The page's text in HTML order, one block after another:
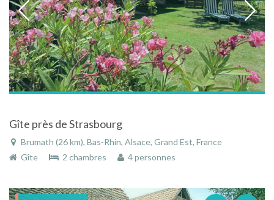
Gîte près de Strasbourg
Brumath (26 km), Bas-Rhin, Alsace, Grand Est, France
Gîte
2 chambres 4 personnes